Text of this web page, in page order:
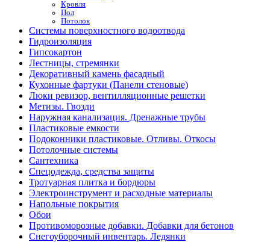
Кровля
Пол
Потолок
Системы поверхностного водоотвода
Гидроизоляция
Гипсокартон
Лестницы, стремянки
Декоративный камень фасадный
Кухонные фартуки (Панели стеновые)
Люки ревизор, вентилляционные решетки
Метизы. Гвозди
Наружная канализация. Дренажные трубы
Пластиковые емкости
Подоконники пластиковые. Отливы. Откосы
Потолочные системы
Сантехника
Спецодежда, средства защиты
Тротуарная плитка и бордюры
Электроинструмент и расходные материалы
Напольные покрытия
Обои
Противоморозные добавки. Добавки для бетонов
Снегоуборочный инвентарь. Ледянки